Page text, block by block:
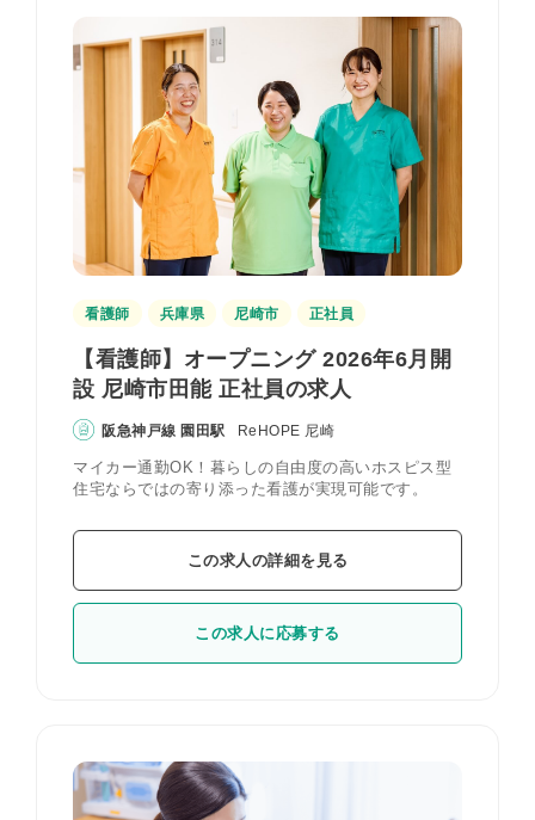
看護師 兵庫県 尼崎市 正社員
【看護師】オープニング 2026年6月開
設 尼崎市田能 正社員の求人
阪急神戸線 園田駅 ReHOPE 尼崎
マイカー通勤OK！暮らしの自由度の高いホスピス型
住宅ならではの寄り添った看護が実現可能です。
この求人の詳細を見る
この求人に応募する